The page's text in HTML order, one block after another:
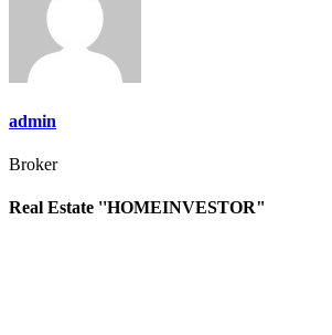
admin
Broker
Real Estate ''HOMEINVESTOR"